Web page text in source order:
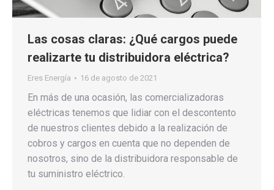
Las cosas claras: ¿Qué cargos puede
realizarte tu distribuidora eléctrica?
Eres Energía 16 de agosto de 2021
En más de una ocasión, las comercializadoras
eléctricas tenemos que lidiar con el descontento
de nuestros clientes debido a la realización de
cobros y cargos en cuenta que no dependen de
nosotros, sino de la distribuidora responsable de
tu suministro eléctrico.